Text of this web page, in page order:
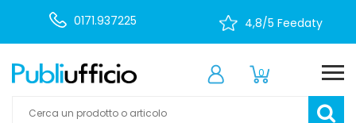
0171.937225 4,8/5 Feedaty
0